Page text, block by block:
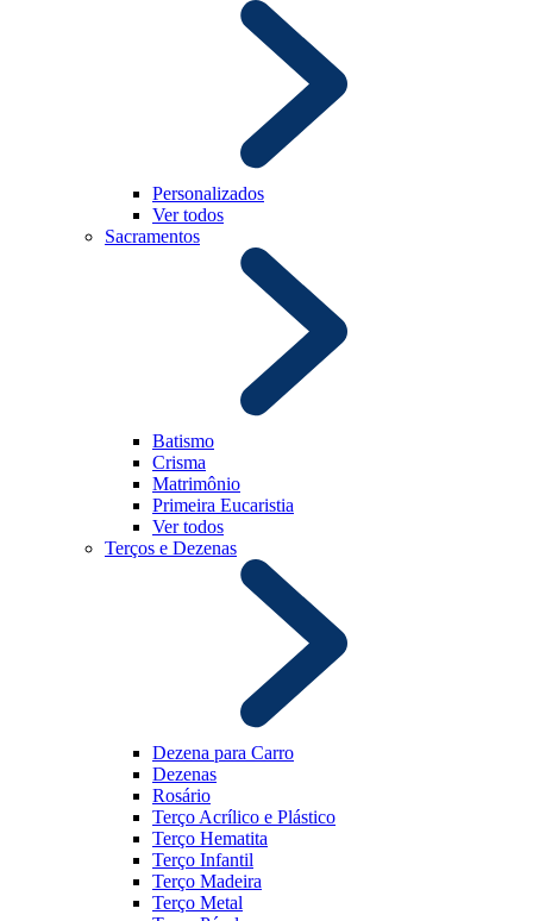
Personalizados
Ver todos
Sacramentos
Batismo
Crisma
Matrimônio
Primeira Eucaristia
Ver todos
Terços e Dezenas
Dezena para Carro
Dezenas
Rosário
Terço Acrílico e Plástico
Terço Hematita
Terço Infantil
Terço Madeira
Terço Metal